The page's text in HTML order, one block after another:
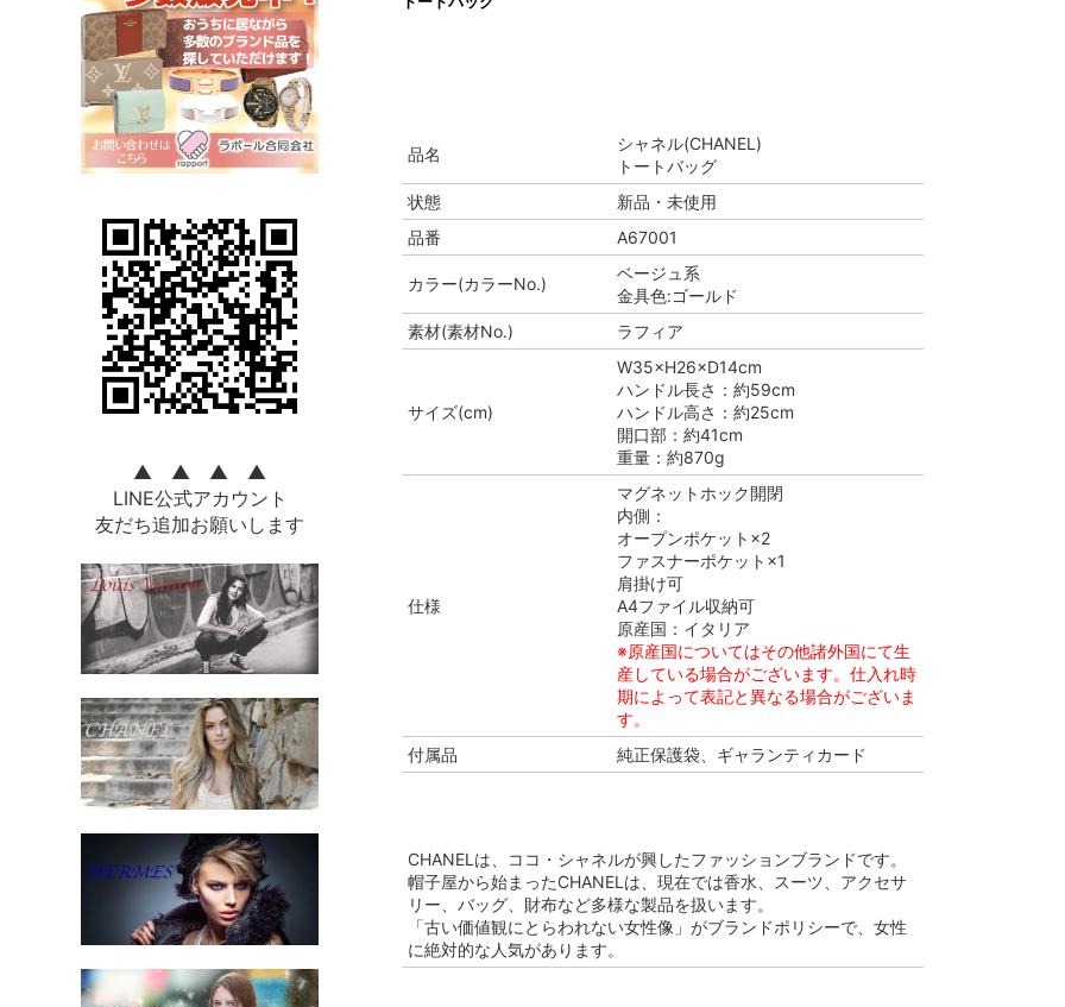
▲ ▲ ▲ ▲
LINE公式アカウント
友だち追加お願いします
品名
シャネル(CHANEL)
トートバッグ
状態
新品・未使用
品番
A67001
カラー(カラーNo.)
ベージュ系
金具色:ゴールド
素材(素材No.)
ラフィア
サイズ(cm)
W35×H26×D14cm
ハンドル長さ：約59cm
ハンドル高さ：約25cm
開口部：約41cm
重量：約870g
仕様
マグネットホック開閉
内側：
オープンポケット×2
ファスナーポケット×1
肩掛け可
A4ファイル収納可
原産国：イタリア
※原産国についてはその他諸外国にて生
産している場合がございます。仕入れ時
期によって表記と異なる場合がございま
す。
付属品
純正保護袋、ギャランティカード
CHANELは、ココ・シャネルが興したファッションブランドです。
帽子屋から始まったCHANELは、現在では香水、スーツ、アクセサ
リー、バッグ、財布など多様な製品を扱います。
「古い価値観にとらわれない女性像」がブランドポリシーで、女性
に絶対的な人気があります。